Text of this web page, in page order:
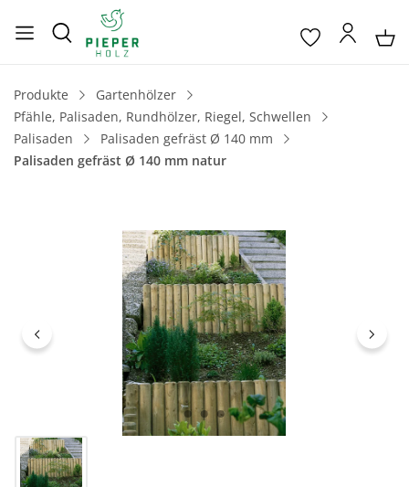
Produkte
Gartenhölzer
Pfähle, Palisaden, Rundhölzer, Riegel, Schwellen
Palisaden
Palisaden gefräst Ø 140 mm
Palisaden gefräst Ø 140 mm natur
Bildergalerie überspringen